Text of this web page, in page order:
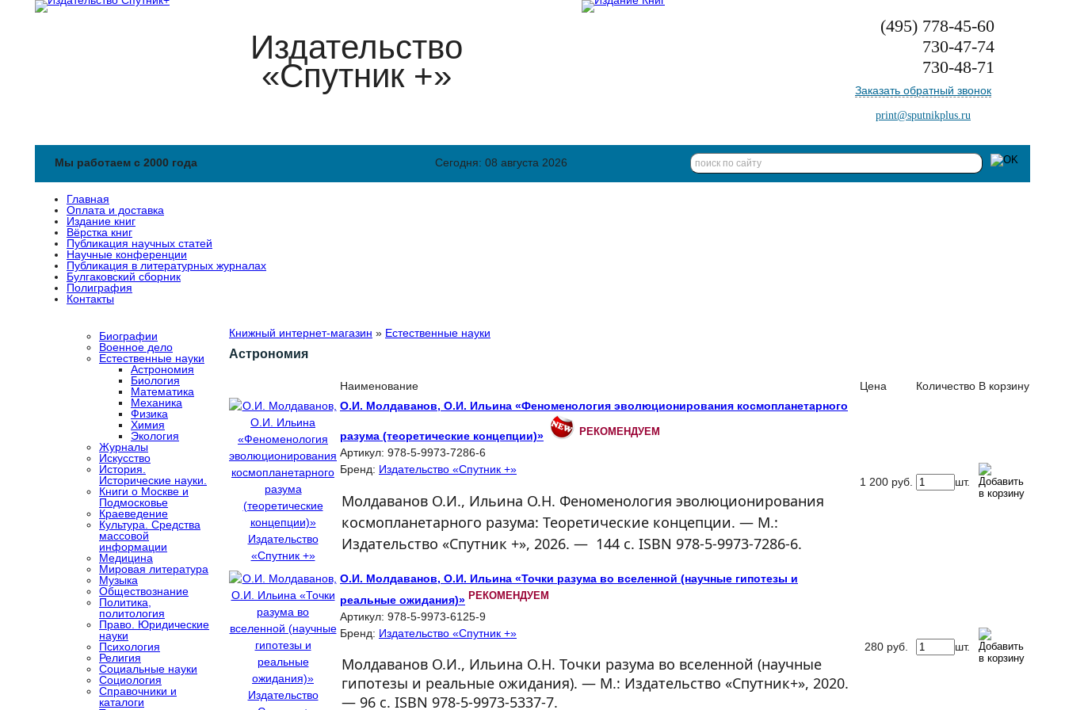
Издательство
«Спутник +»
(495) 778-45-60
730-47-74
730-48-71
Заказать обратный звонок
print@sputnikplus.ru
Мы работаем с 2000 года Сегодня: 08 августа 2026
Главная
Оплата и доставка
Издание книг
Вёрстка книг
Публикация научных статей
Научные конференции
Публикация в литературных журналах
Булгаковский сборник
Полиграфия
Контакты
Книжный интернет-магазин » Естественные науки
Астрономия
Наименование Цена Количество В корзину
О.И. Молдаванов, О.И. Ильина «Феноменология эволюционирования космопланетарного
разума (теоретические концепции)» РЕКОМЕНДУЕМ
Артикул: 978-5-9973-7286-6
Бренд: Издательство «Спутник +»
Молдаванов О.И., Ильина О.Н. Феноменология эволюционирования
космопланетарного разума: Теоретические концепции. — М.:
Издательство «Спутник +», 2026. — 144 с. ISBN 978‐5‐9973‐7286‐6.
1 200 руб. шт.
О.И. Молдаванов, О.И. Ильина «Точки разума во вселенной (научные гипотезы и
реальные ожидания)» РЕКОМЕНДУЕМ
Артикул: 978-5-9973-6125-9
Бренд: Издательство «Спутник +»
Молдаванов О.И., Ильина О.Н. Точки разума во вселенной (научные
гипотезы и реальные ожидания). — М.: Издательство «Спутник+», 2020.
— 96 с. ISBN 978-5-9973-5337-7.
280 руб. шт.
Биографии
Военное дело
Естественные науки
Астрономия
Биология
Математика
Механика
Физика
Химия
Экология
Журналы
Искусство
История.
Исторические науки.
Книги о Москве и
Подмосковье
Краеведение
Культура. Средства
массовой
информации
Медицина
Мировая литература
Музыка
Обществознание
Политика,
политология
Право. Юридические
науки
Психология
Религия
Социальные науки
Социология
Справочники и
каталоги